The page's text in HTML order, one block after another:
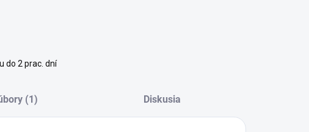
do 2 prac. dní
(1) Diskusia